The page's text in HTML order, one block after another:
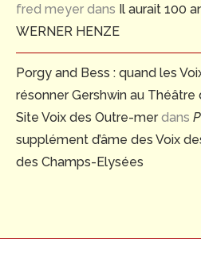
fred meyer dans Il aurait 100
WERNER HENZE
Porgy and Bess : quand les
résonner Gershwin au
Site Voix des Outre-merdans
supplément d’âme des Voix
des Champs-Elysées